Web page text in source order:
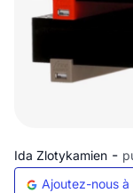
Ida Zlotykamien -
Ajoutez-nous